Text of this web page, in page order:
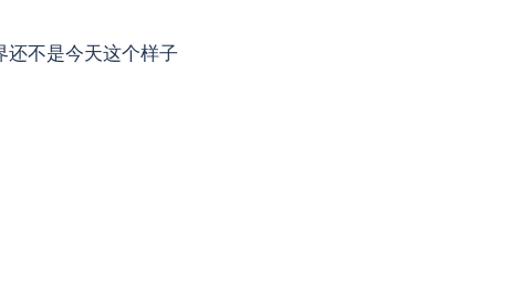
还不是今天这个样子